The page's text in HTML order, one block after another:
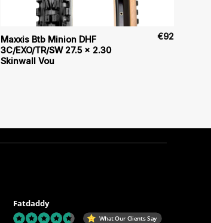
Maxxis Btb Minion DHF
3C/EXO/TR/SW 27.5 x 2.30
Skinwall Vou
€92
Fatdaddy
What Our Clients Say